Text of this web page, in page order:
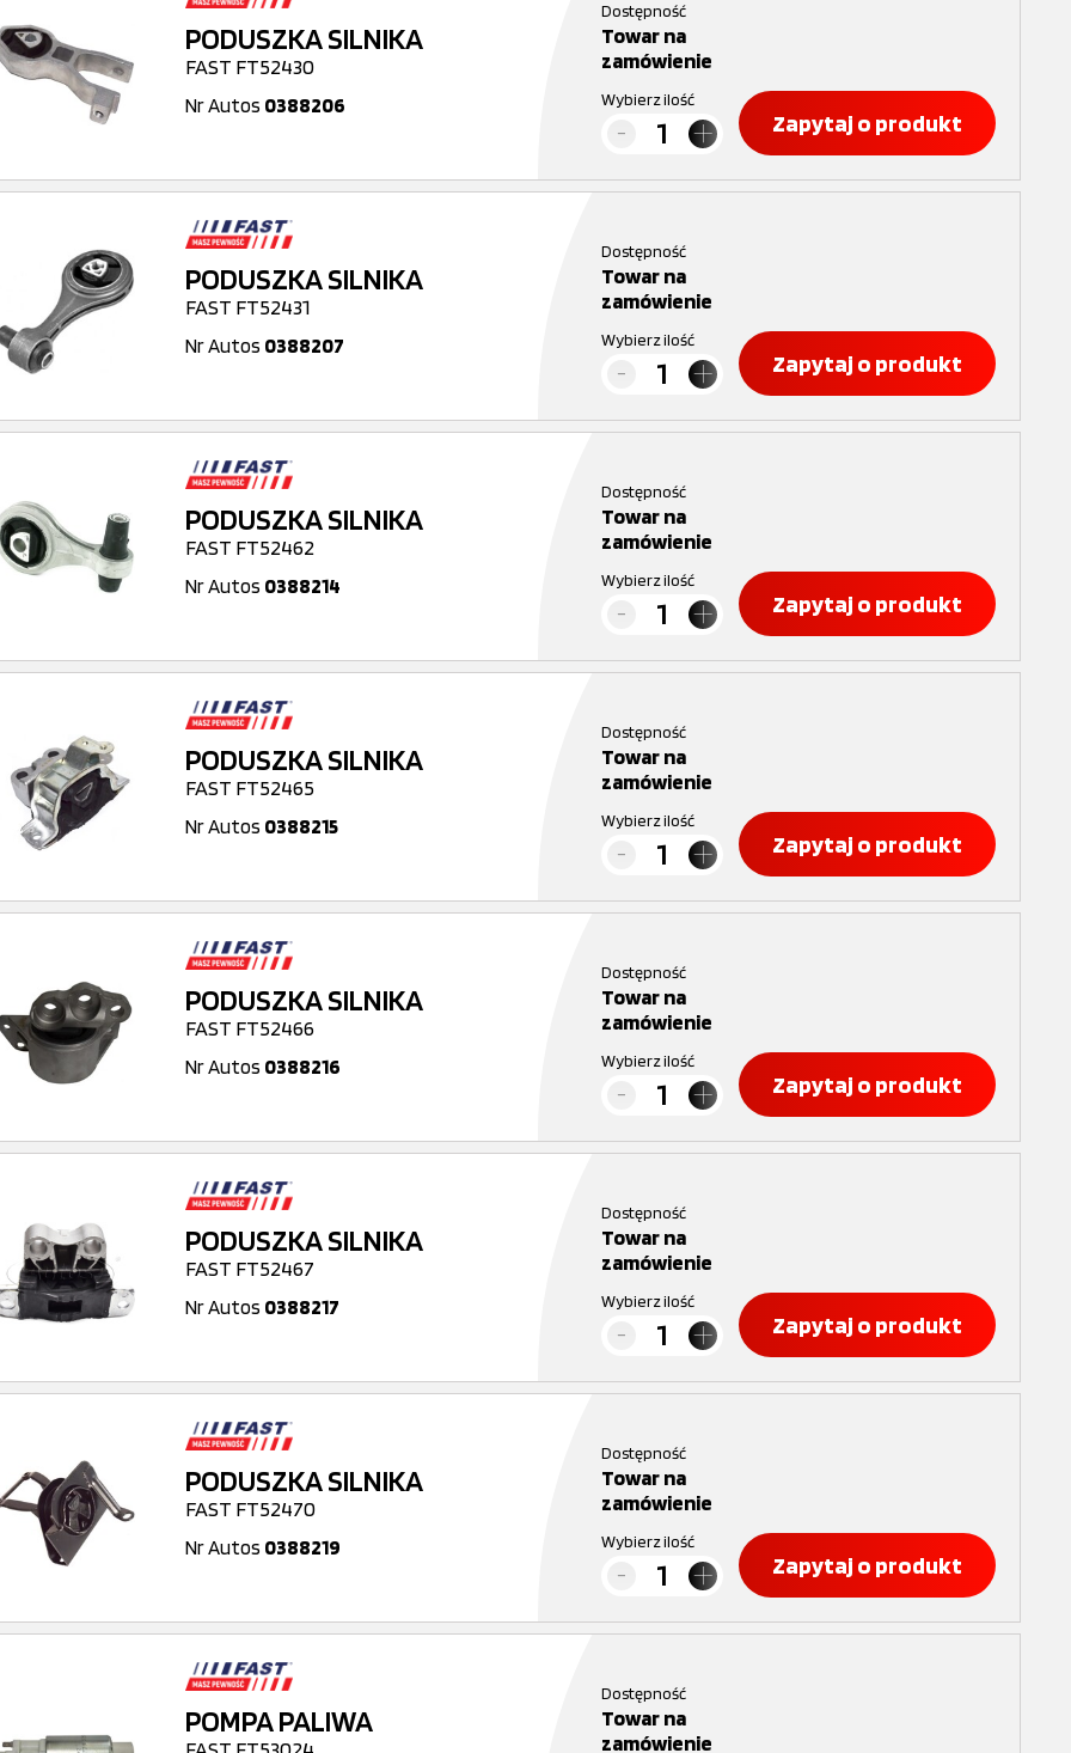
PODUSZKA SILNIKA
FAST FT52430
Nr Autos 0388206
Dostępność
Towar na
zamówienie
Wybierz ilość
Zapytaj o produkt
PODUSZKA SILNIKA
FAST FT52431
Nr Autos 0388207
Dostępność
Towar na
zamówienie
Wybierz ilość
Zapytaj o produkt
PODUSZKA SILNIKA
FAST FT52462
Nr Autos 0388214
Dostępność
Towar na
zamówienie
Wybierz ilość
Zapytaj o produkt
PODUSZKA SILNIKA
FAST FT52465
Nr Autos 0388215
Dostępność
Towar na
zamówienie
Wybierz ilość
Zapytaj o produkt
PODUSZKA SILNIKA
FAST FT52466
Nr Autos 0388216
Dostępność
Towar na
zamówienie
Wybierz ilość
Zapytaj o produkt
PODUSZKA SILNIKA
FAST FT52467
Nr Autos 0388217
Dostępność
Towar na
zamówienie
Wybierz ilość
Zapytaj o produkt
PODUSZKA SILNIKA
FAST FT52470
Nr Autos 0388219
Dostępność
Towar na
zamówienie
Wybierz ilość
Zapytaj o produkt
POMPA PALIWA
Dostępność
Towar na
zamówienie